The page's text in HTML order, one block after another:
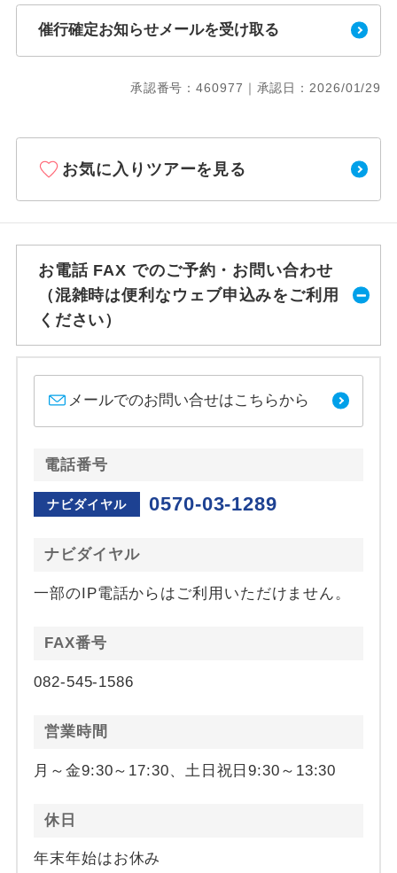
催行確定お知らせメールを受け取る
承認番号：460977｜承認日：2026/01/29
お気に入りツアーを見る
お電話 FAX でのご予約・お問い合わせ
（混雑時は便利なウェブ申込みをご利用
ください）
メールでのお問い合せはこちらから
電話番号
ナビダイヤル 0570-03-1289
ナビダイヤル
一部のIP電話からはご利用いただけません。
FAX番号
082-545-1586
営業時間
月～金9:30～17:30、土日祝日9:30～13:30
休日
年末年始はお休み